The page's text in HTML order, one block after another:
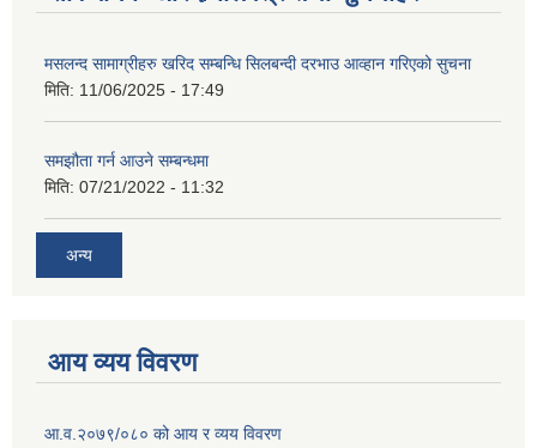
मसलन्द सामाग्रीहरु खरिद सम्बन्धि सिलबन्दी दरभाउ आव्हान गरिएको सुचना
मिति: 11/06/2025 - 17:49
समझौता गर्न आउने सम्बन्धमा
मिति: 07/21/2022 - 11:32
अन्य
आय व्यय विवरण
आ.व.२०७९/०८० को आय र व्यय विवरण